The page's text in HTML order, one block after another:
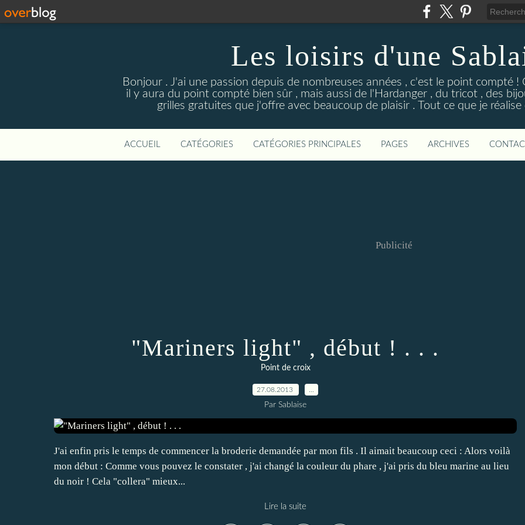
Les loisirs d'une
Bonjour . J'ai une passion depuis de nombreuses années , c'est le point compté !
il y aura du point compté bien sûr , mais aussi de l'Hardanger , du tricot , des
grilles gratuites que j'offre avec beaucoup de plaisir . Tout ce que je
ACCUEIL CATÉGORIES CATÉGORIES PRINCIPALES PAGES ARCHIVES
Publicité
"Mariners light" , début ! . . .
Point de croix
27.08.2013
Par Sablaise
J'ai enfin pris le temps de commencer la broderie demandée par mon fils . Il aimait beaucoup ceci : Alors voilà
mon début : Comme vous pouvez le constater , j'ai changé la couleur du phare , j'ai pris du bleu marine au lieu
du noir ! Cela "collera" mieux...
Lire la suite